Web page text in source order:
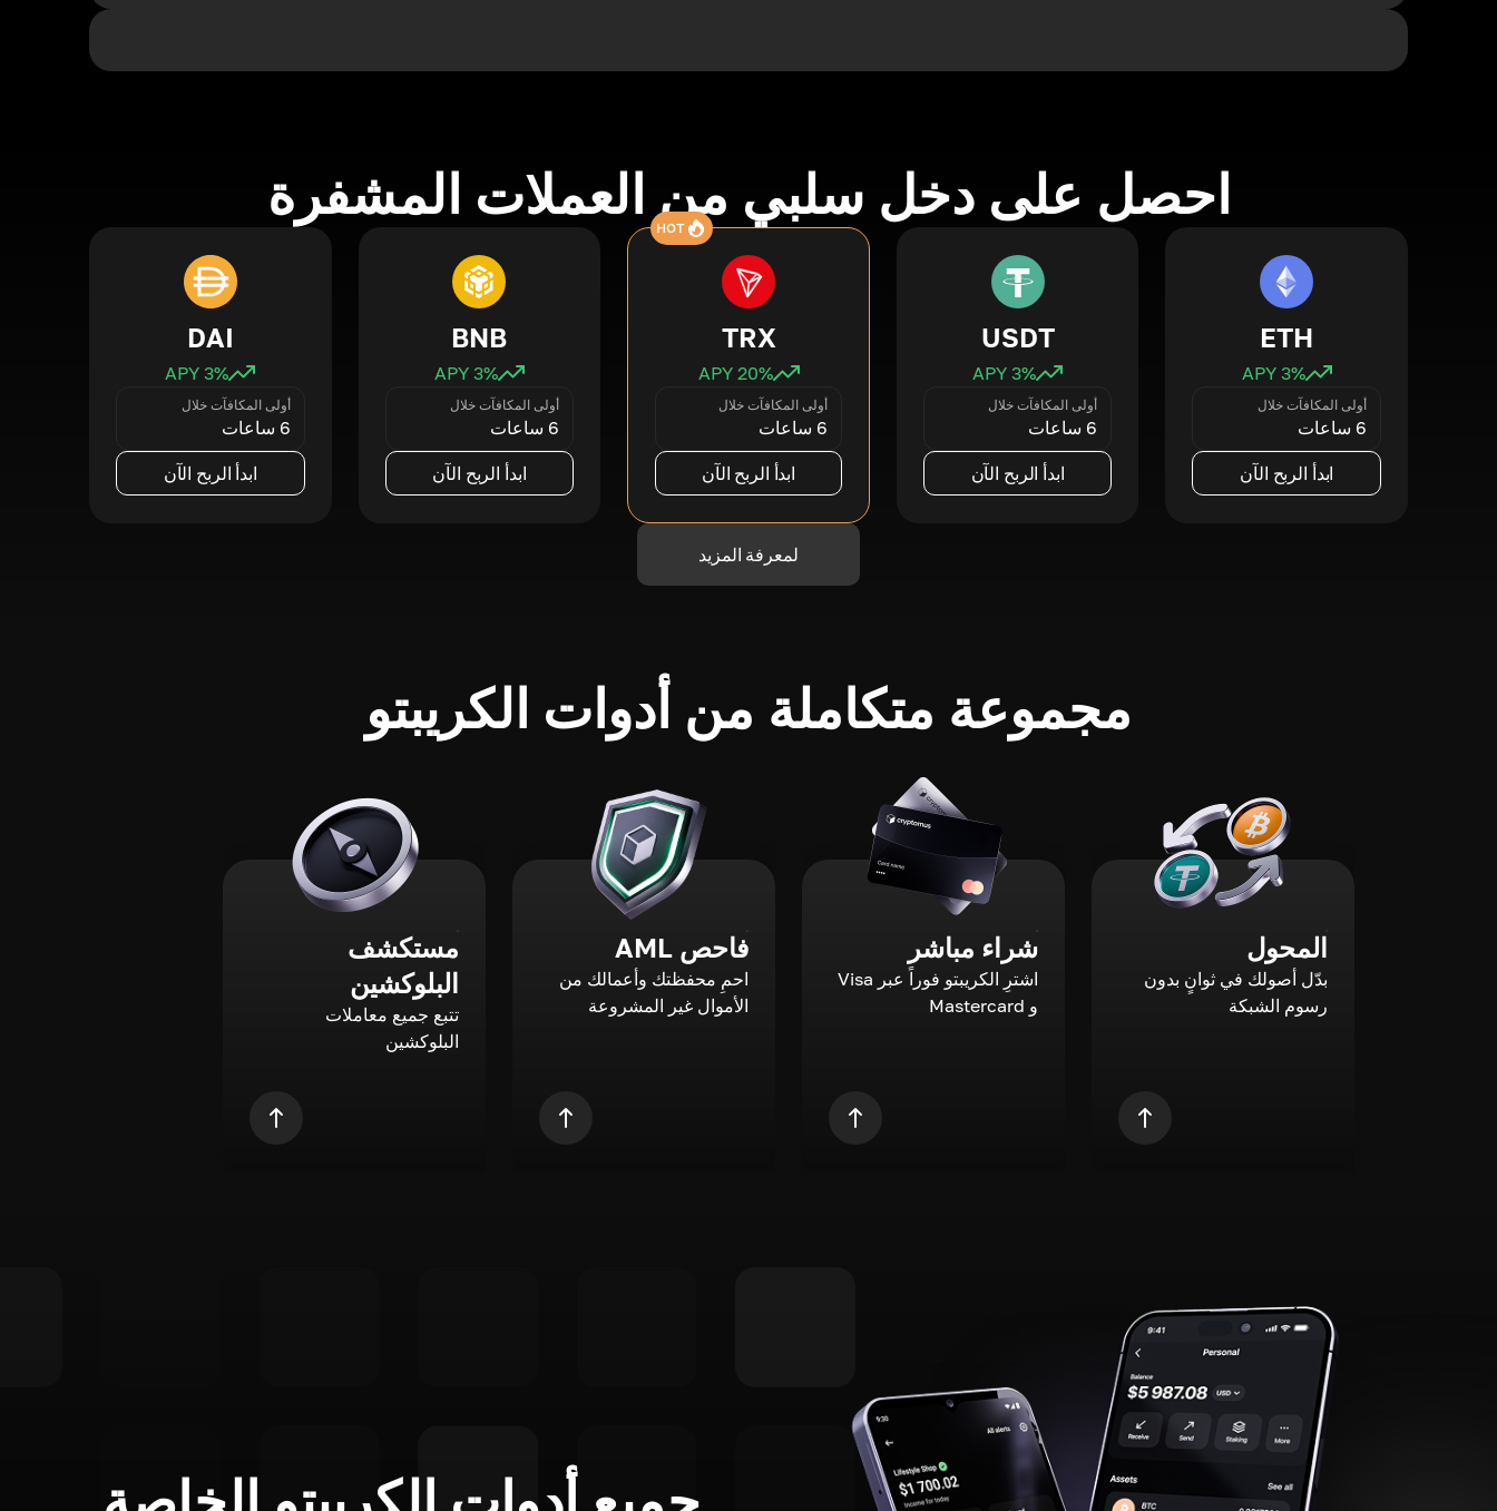
احصل على دخل سلبي من العملات المشفرة
ETH
3% APY
أولى المكافآت خلال
6 ساعات
ابدأ الربح الآن
USDT
3% APY
أولى المكافآت خلال
6 ساعات
ابدأ الربح الآن
HOT
TRX
20% APY
أولى المكافآت خلال
6 ساعات
ابدأ الربح الآن
BNB
3% APY
أولى المكافآت خلال
6 ساعات
ابدأ الربح الآن
DAI
3% APY
أولى المكافآت خلال
6 ساعات
ابدأ الربح الآن
لمعرفة المزيد
مجموعة متكاملة من أدوات الكريبتو
المحول
بدّل أصولك في ثوانٍ بدون
رسوم الشبكة
شراء مباشر
اشترِ الكريبتو فوراً عبر Visa
و Mastercard
فاحص AML
احمِ محفظتك وأعمالك من
الأموال غير المشروعة
مستكشف
البلوكشين
تتبع جميع معاملات
البلوكشين